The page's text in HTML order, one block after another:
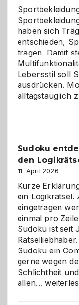
haben sich
entschieden,
tragen. Damit
Lebensstil soll
ausdrücken.
alltagstauglich
Sudoku
den
11. April 2026
Kurze
ein Logikrätsel.
eingetragen
einmal pro
Sudoku ist seit
Sudoku ein
gerne wegen
Schlichtheit
allen…Sudoku